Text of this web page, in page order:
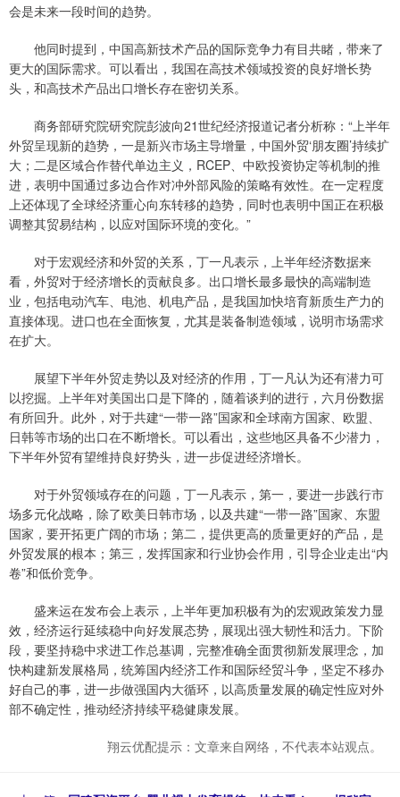
会是未来一段时间的趋势。
他同时提到，中国高新技术产品的国际竞争力有目共睹，带来了
更大的国际需求。可以看出，我国在高技术领域投资的良好增长势
头，和高技术产品出口增长存在密切关系。
商务部研究院研究院彭波向21世纪经济报道记者分析称：“上半年
外贸呈现新的趋势，一是新兴市场主导增量，中国外贸‘朋友圈’持续扩
大；二是区域合作替代单边主义，RCEP、中欧投资协定等机制的推
进，表明中国通过多边合作对冲外部风险的策略有效性。在一定程度
上还体现了全球经济重心向东转移的趋势，同时也表明中国正在积极
调整其贸易结构，以应对国际环境的变化。”
对于宏观经济和外贸的关系，丁一凡表示，上半年经济数据来
看，外贸对于经济增长的贡献良多。出口增长最多最快的高端制造
业，包括电动汽车、电池、机电产品，是我国加快培育新质生产力的
直接体现。进口也在全面恢复，尤其是装备制造领域，说明市场需求
在扩大。
展望下半年外贸走势以及对经济的作用，丁一凡认为还有潜力可
以挖掘。上半年对美国出口是下降的，随着谈判的进行，六月份数据
有所回升。此外，对于共建“一带一路”国家和全球南方国家、欧盟、
日韩等市场的出口在不断增长。可以看出，这些地区具备不少潜力，
下半年外贸有望维持良好势头，进一步促进经济增长。
对于外贸领域存在的问题，丁一凡表示，第一，要进一步践行市
场多元化战略，除了欧美日韩市场，以及共建“一带一路”国家、东盟
国家，要开拓更广阔的市场；第二，提供更高的质量更好的产品，是
外贸发展的根本；第三，发挥国家和行业协会作用，引导企业走出“内
卷”和低价竞争。
盛来运在发布会上表示，上半年更加积极有为的宏观政策发力显
效，经济运行延续稳中向好发展态势，展现出强大韧性和活力。下阶
段，要坚持稳中求进工作总基调，完整准确全面贯彻新发展理念，加
快构建新发展格局，统筹国内经济工作和国际经贸斗争，坚定不移办
好自己的事，进一步做强国内大循环，以高质量发展的确定性应对外
部不确定性，推动经济持续平稳健康发展。
翔云优配提示：文章来自网络，不代表本站观点。